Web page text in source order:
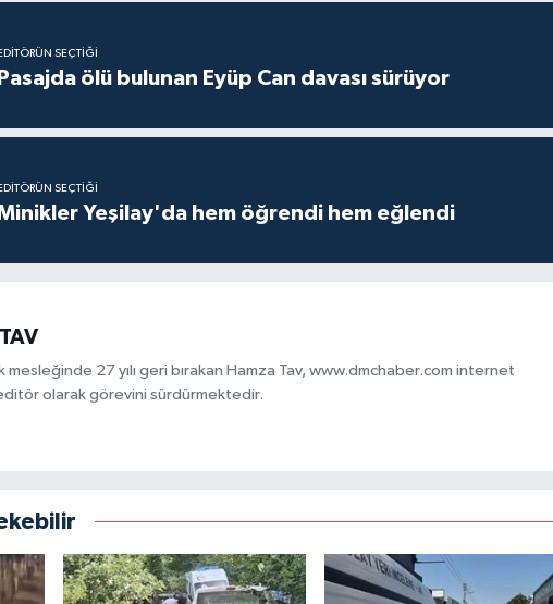
EDITÖRÜN SEÇTIĞI
Pasajda ölü bulunan Eyüp Can davası sürüyor
EDITÖRÜN SEÇTIĞI
Yeşilay'da hem öğrendi hem eğlendi
mesleğinde 27 yılı geri bırakan Hamza Tav, www.dmchaber.com internet
olarak görevini sürdürmektedir.